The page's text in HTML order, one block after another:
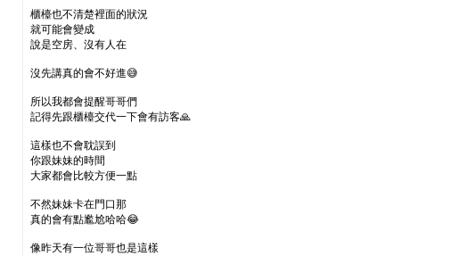
櫃檯也不清楚裡面的狀況
就可能會變成
說是空房、沒有人在
沒先講真的會不好進😅
所以我都會提醒哥哥們
記得先跟櫃檯交代一下會有訪客🙏
這樣也不會耽誤到
你跟妹妹的時間
大家都會比較方便一點
不然妹妹卡在門口那
真的會有點尷尬哈哈😂
像昨天有一位哥哥也是這樣